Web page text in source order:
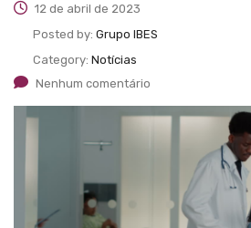
12 de abril de 2023
Posted by: Grupo IBES
Category: Notícias
Nenhum comentário